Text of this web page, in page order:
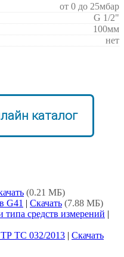
от 0 до 25мбар
G 1/2"
100мм
нет
каталог
(0.21 МБ)
G41 | Скачать (7.88 МБ)
средств измерений |
ТР ТС 032/2013 | Скачать